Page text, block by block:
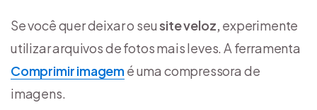
Se você quer deixar o seusite veloz, experimente
utilizar arquivos de fotos mais leves. A ferramenta
Comprimir imagemé uma compressora de
imagens.